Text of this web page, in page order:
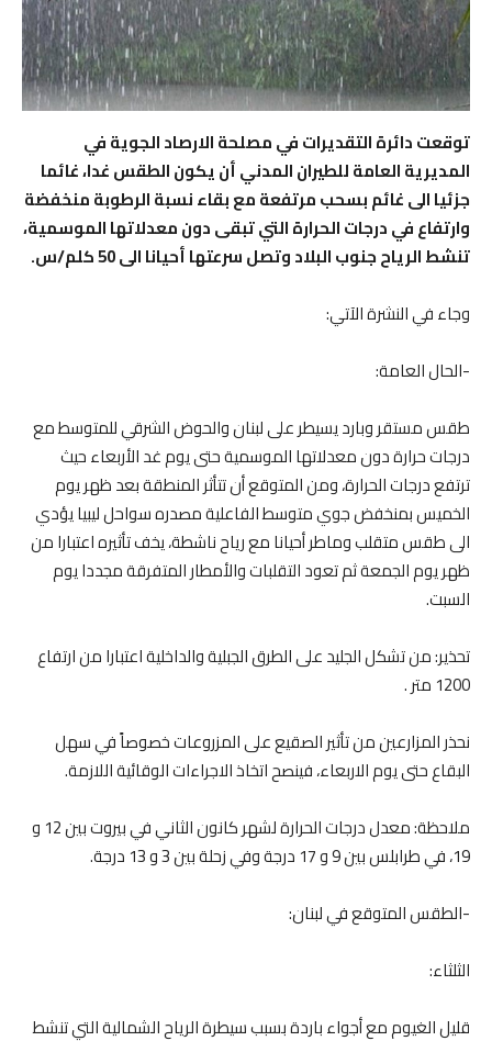
توقعت دائرة التقديرات في مصلحة الارصاد الجوية في
المديرية العامة للطيران المدني أن يكون الطقس غدا، غائما
جزئيا الى غائم بسحب مرتفعة مع بقاء نسبة الرطوبة منخفضة
وارتفاع في درجات الحرارة التي تبقى دون معدلاتها الموسمية،
تنشط الرياح جنوب البلاد وتصل سرعتها أحيانا الى 50 كلم/س.
وجاء في النشرة الآتي:
-الحال العامة:
طقس مستقر وبارد يسيطر على لبنان والحوض الشرقي للمتوسط مع
درجات حرارة دون معدلاتها الموسمية حتى يوم غد الأربعاء حيث
ترتفع درجات الحرارة، ومن المتوقع أن تتأثر المنطقة بعد ظهر يوم
الخميس بمنخفض جوي متوسط الفاعلية مصدره سواحل ليبيا يؤدي
الى طقس متقلب وماطر أحيانا مع رياح ناشطة، يخف تأثيره اعتبارا من
ظهر يوم الجمعة ثم تعود التقلبات والأمطار المتفرقة مجددا يوم
السبت.
تحذير: من تشكل الجليد على الطرق الجبلية والداخلية اعتبارا من ارتفاع
1200 متر .
نحذر المزارعين من تأثير الصقيع على المزروعات خصوصاً في سهل
البقاع حتى يوم الاربعاء، فينصح اتخاذ الاجراءات الوقائية اللازمة.
ملاحظة: معدل درجات الحرارة لشهر كانون الثاني في بيروت بين 12 و
19، في طرابلس بين 9 و 17 درجة وفي زحلة بين 3 و 13 درجة.
-الطقس المتوقع في لبنان:
الثلثاء:
قليل الغيوم مع أجواء باردة بسبب سيطرة الرياح الشمالية التي تنشط